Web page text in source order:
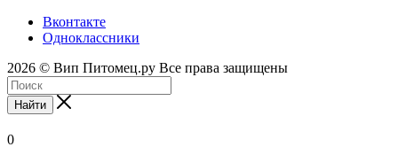
Вконтакте
Одноклассники
2026 © Вип Питомец.ру Все права защищены
Найти
0